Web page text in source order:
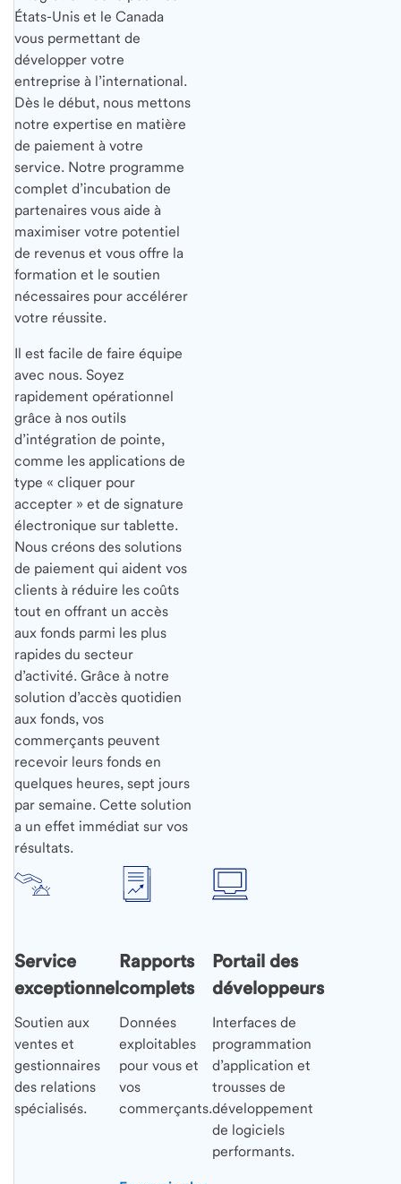
États-Unis et le Canada
vous permettant de
développer votre
entreprise à l’international.
Dès le début, nous mettons
notre expertise en matière
de paiement à votre
service. Notre programme
complet d’incubation de
partenaires vous aide à
maximiser votre potentiel
de revenus et vous offre la
formation et le soutien
nécessaires pour accélérer
votre réussite.
Il est facile de faire équipe
avec nous. Soyez
rapidement opérationnel
grâce à nos outils
d’intégration de pointe,
comme les applications de
type « cliquer pour
accepter » et de signature
électronique sur tablette.
Nous créons des solutions
de paiement qui aident vos
clients à réduire les coûts
tout en offrant un accès
aux fonds parmi les plus
rapides du secteur
d’activité. Grâce à notre
solution d’accès quotidien
aux fonds, vos
commerçants peuvent
recevoir leurs fonds en
quelques heures, sept jours
par semaine. Cette solution
a un effet immédiat sur vos
résultats.
Service
exceptionnel
Soutien aux
ventes et
gestionnaires
des relations
spécialisés.
Rapports
complets
Données
exploitables
pour vous et
vos
commerçants.
Portail des
développeurs
Interfaces de
programmation
d’application et
trousses de
développement
de logiciels
performants.